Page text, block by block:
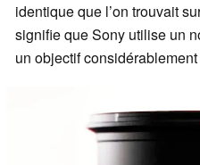
identique que l’on trouvait
signifie que Sony utilise un
un objectif